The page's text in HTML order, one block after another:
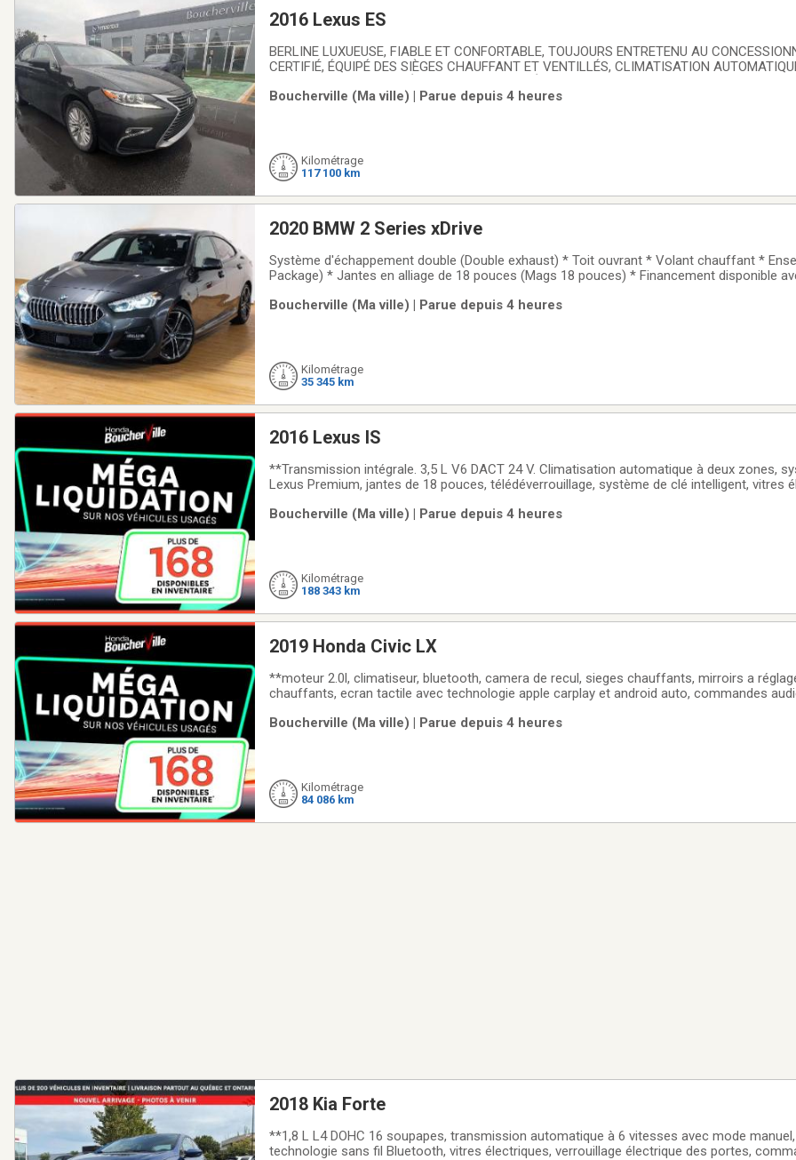
2016 Lexus ES
BERLINE LUXUEUSE, FIABLE ET CONFORTABLE, TOUJOURS ENTRETENU AU
CERTIFIÉ, ÉQUIPÉ DES SIÈGES CHAUFFANT ET VENTILLÉS, CLIMATISATION
EXCELLENTE CONDITION. **NOUS SOMMES SITUÉS A 5 MIN DU IKEA BOUCHERVILLE
Boucherville (Ma ville) | Parue depuis 4 heures
Kilométrage
117 100 km
2020 BMW 2 Series xDrive
Système d'échappement double (Double exhaust) * Toit ouvrant * Volant chauffant *
Package) * Jantes en alliage de 18 pouces (Mags 18 pouces) * Financement disponible
reconditionnés par nos techniciens certifié.
Boucherville (Ma ville) | Parue depuis 4 heures
Kilométrage
35 345 km
2016 Lexus IS
**Transmission intégrale. 3,5 L V6 DACT 24 V. Climatisation automatique à deux zones,
Lexus Premium, jantes de 18 pouces, télédéverrouillage, système de clé intelligent, vitres
volant chauffant, système
Boucherville (Ma ville) | Parue depuis 4 heures
Kilométrage
188 343 km
2019 Honda Civic LX
**moteur 2.0l, climatiseur, bluetooth, camera de recul, sieges chauffants, mirroirs a
chauffants, ecran tactile avec technologie apple carplay et android auto, commandes
la Honda Civic LX offre un
Boucherville (Ma ville) | Parue depuis 4 heures
Kilométrage
84 086 km
2018 Kia Forte
**1,8 L L4 DOHC 16 soupapes, transmission automatique à 6 vitesses avec mode
technologie sans fil Bluetooth, vitres électriques, verrouillage électrique des portes,